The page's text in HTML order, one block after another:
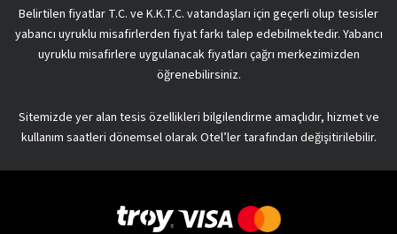
Belirtilen fiyatlar T.C. ve K.K.T.C. vatandaşları için geçerli olup tesisler
yabancı uyruklu misafirlerden fiyat farkı talep edebilmektedir. Yabancı
uyruklu misafirlere uygulanacak fiyatları çağrı merkezimizden
öğrenebilirsiniz.
Sitemizde yer alan tesis özellikleri bilgilendirme amaçlıdır, hizmet ve
kullanım saatleri dönemsel olarak Otel’ler tarafından değişitirilebilir.